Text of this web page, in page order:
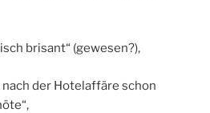
brisant“ (gewesen?),
der Hotelaffäre schon